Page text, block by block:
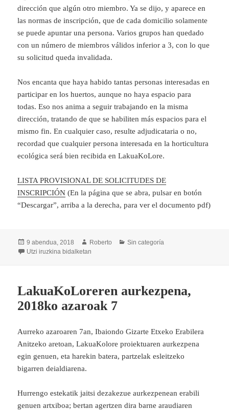
dirección que algún otro miembro. Ya se dijo, y aparece en
las normas de inscripción, que de cada domicilio solamente
se puede apuntar una persona. Varios grupos han quedado
con un número de miembros válidos inferior a 3, con lo que
su solicitud queda invalidada.
Nos encanta que haya habido tantas personas interesadas en
participar en los huertos, aunque no haya espacio para
todas. Eso nos anima a seguir trabajando en la misma
dirección, tratando de que se habiliten más espacios para el
mismo fin. En cualquier caso, resulte adjudicataria o no,
recordad que cualquier persona interesada en la horticultura
ecológica será bien recibida en LakuaKoLore.
LISTA PROVISIONAL DE SOLICITUDES DE
INSCRIPCIÓN (En la página que se abra, pulsar en botón
“Descargar”, arriba a la derecha, para ver el documento pdf)
Argitaratze-
data
9 abendua, 2018 Egilea
Roberto Kategoriak
Sin categoría
Utzi iruzkinaListado provisional de grupos que han solicitado
bidalketan
LakuaKoLoreren aurkezpena,
2018ko azaroak 7
Aurreko azaroaren 7an, Ibaiondo Gizarte Etxeko Erabilera
Anitzeko aretoan, LakuaKolore proiektuaren aurkezpena
egin genuen, eta harekin batera, partzelak esleitzeko
bigarren deialdiarena.
Hurrengo estekatik jaitsi dezakezue aurkezpenean erabili
genuen artxiboa; bertan agertzen dira barne araudiaren